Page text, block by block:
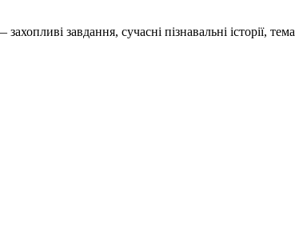
завдання, сучасні пізнавальні історії,